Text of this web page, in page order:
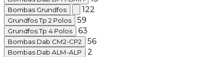
Bombas Grundfos 122
Grundfos Tp 2 Polos 59
Grundfos Tp 4 Polos 63
Bombas Dab CM2-CP2 56
Bombas Dab ALM-ALP 2